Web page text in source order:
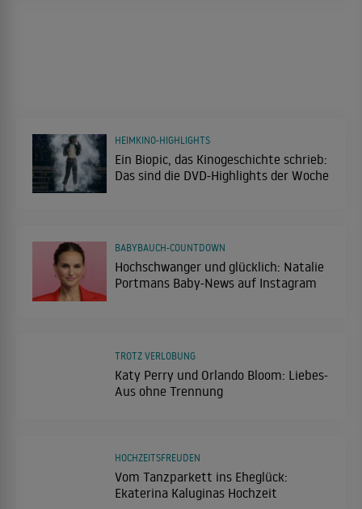
Ein Biopic, das Kinogeschichte schrieb:
Das sind die DVD-Highlights der Woche
HEIMKINO-HIGHLIGHTS
Hochschwanger und glücklich: Natalie
Portmans Baby-News auf Instagram
BABYBAUCH-COUNTDOWN
Katy Perry und Orlando Bloom: Liebes-
Aus ohne Trennung
TROTZ VERLOBUNG
Vom Tanzparkett ins Eheglück:
Ekaterina Kaluginas Hochzeit
HOCHZEITSFREUDEN